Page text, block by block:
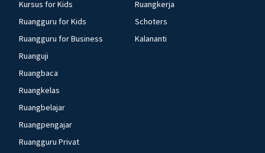
Kursus for Kids
Ruangguru for Kids
Ruangguru for Business
Ruanguji
Ruangbaca
Ruangkelas
Ruangbelajar
Ruangpengajar
Ruangguru Privat
Ruangkerja
Schoters
Kalananti